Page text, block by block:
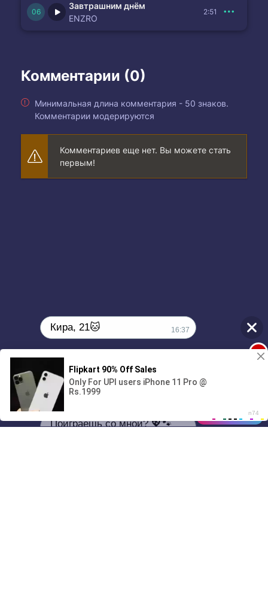
Завтрашним днём
ENZRO
2:51
Комментарии (0)
Минимальная длина комментария - 50 знаков.
Комментарии модерируются
Комментариев еще нет. Вы можете стать
первым!
01/07
00:00
Кира, 21🐱 16:37
Поиграешь со мной? 💖🐾
1